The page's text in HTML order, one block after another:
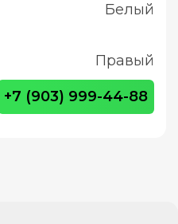
Белый
Правый
+7 (903) 999-44-88